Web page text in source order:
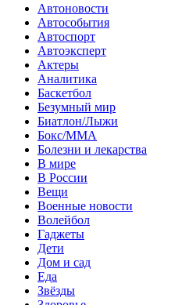
Автоновости
Автособытия
Автоспорт
Автоэксперт
Актеры
Аналитика
Баскетбол
Безумный мир
Биатлон/Лыжи
Бокс/MMA
Болезни и лекарства
В мире
В России
Вещи
Военные новости
Волейбол
Гаджеты
Дети
Дом и сад
Еда
Звёзды